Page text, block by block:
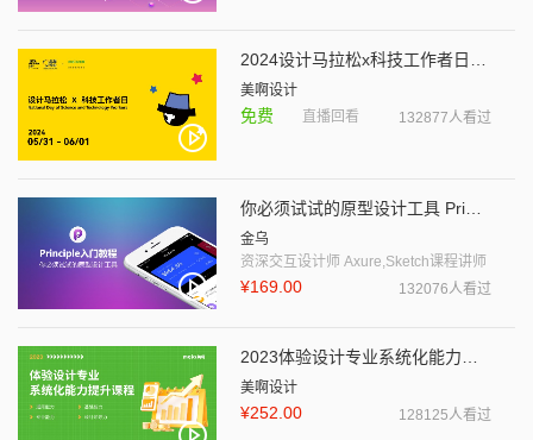
2024设计马拉松x科技工作者日——智慧融合设计
美啊设计
免费 直播回看 132877人看过
你必须试试的原型设计工具 Principle入门教程
金乌
资深交互设计师 Axure,Sketch课程讲师
¥169.00 132076人看过
2023体验设计专业系统化能力提升课程
美啊设计
¥252.00 128125人看过